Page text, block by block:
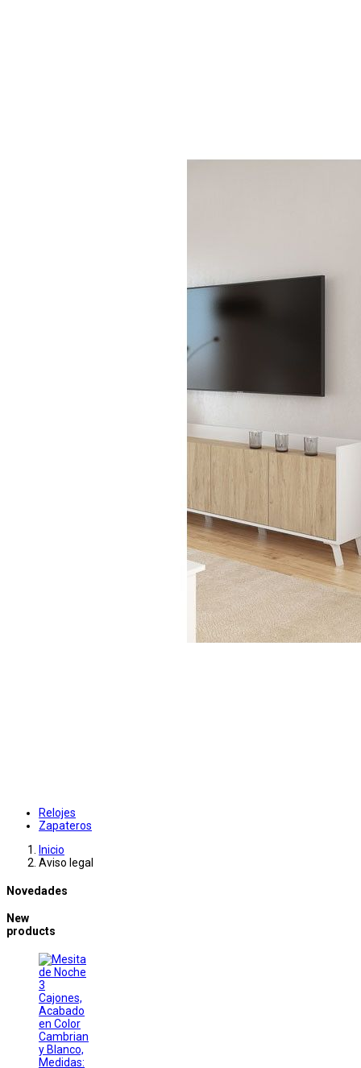
Relojes
Zapateros
Inicio
Aviso legal
Novedades
New
products